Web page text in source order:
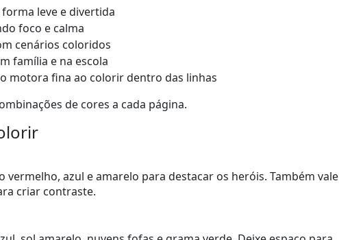
leve e divertida
foco e calma
cenários coloridos
família e na escola
motora fina ao colorir dentro das linhas
de cores a cada página.
vermelho, azul e amarelo para destacar os heróis. Também vale
criar contraste.